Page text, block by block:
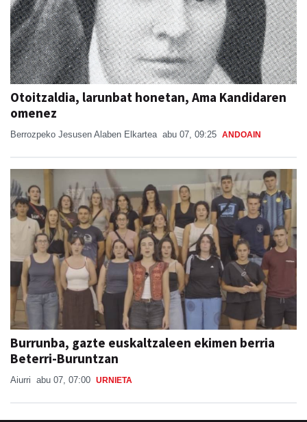
Otoitzaldia, larunbat honetan, Ama Kandidaren
omenez
Berrozpeko Jesusen Alaben Elkartea abu 07, 09:25 ANDOAIN
Burrunba, gazte euskaltzaleen ekimen berria
Beterri-Buruntzan
Aiurri abu 07, 07:00 URNIETA